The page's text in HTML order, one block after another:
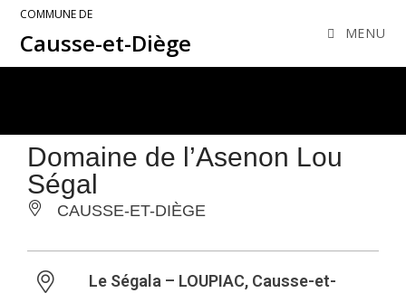
COMMUNE DE
Causse-et-Diège MENU
Domaine de l’Asenon Lou
Ségal
CAUSSE-ET-DIÈGE
Le Ségala – LOUPIAC, Causse-et-